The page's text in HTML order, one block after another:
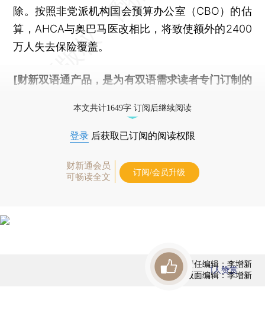
除。按照非党派机构国会预算办公室（CBO）的估
算，AHCA与奥巴马医改相比，将致使额外的2400
万人失去保险覆盖。
[财新双语通产品，是为有双语需求读者专门订制的
本文共计1649字 订阅后继续阅读
登录 后获取已订阅的阅读权限
财新通会员
可畅读全文
订阅/会员升级
责任编辑：李增新
版面编辑：李增新
1人赞赏